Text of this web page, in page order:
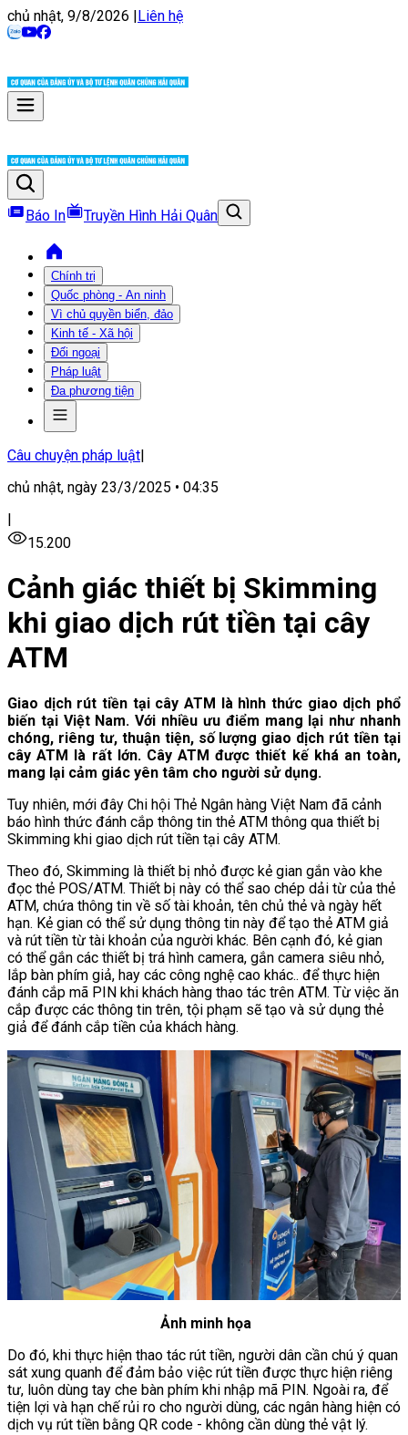
chủ nhật, 9/8/2026 |Liên hệ
Báo In Truyền Hình Hải Quân
Chính trị
Quốc phòng - An ninh
Vì chủ quyền biển, đảo
Kinh tế - Xã hội
Đối ngoại
Pháp luật
Đa phương tiện
Câu chuyện pháp luật|
chủ nhật, ngày 23/3/2025 • 04:35
|
15.200
Cảnh giác thiết bị Skimming
khi giao dịch rút tiền tại cây
ATM
Giao dịch rút tiền tại cây ATM là hình thức giao dịch phổ
biến tại Việt Nam. Với nhiều ưu điểm mang lại như nhanh
chóng, riêng tư, thuận tiện, số lượng giao dịch rút tiền tại
cây ATM là rất lớn. Cây ATM được thiết kế khá an toàn,
mang lại cảm giác yên tâm cho người sử dụng.
Tuy nhiên, mới đây Chi hội Thẻ Ngân hàng Việt Nam đã cảnh
báo hình thức đánh cắp thông tin thẻ ATM thông qua thiết bị
Skimming khi giao dịch rút tiền tại cây ATM.
Theo đó, Skimming là thiết bị nhỏ được kẻ gian gắn vào khe
đọc thẻ POS/ATM. Thiết bị này có thể sao chép dải từ của thẻ
ATM, chứa thông tin về số tài khoản, tên chủ thẻ và ngày hết
hạn. Kẻ gian có thể sử dụng thông tin này để tạo thẻ ATM giả
và rút tiền từ tài khoản của người khác. Bên cạnh đó, kẻ gian
có thể gắn các thiết bị trá hình camera, gắn camera siêu nhỏ,
lắp bàn phím giả, hay các công nghệ cao khác.. để thực hiện
đánh cắp mã PIN khi khách hàng thao tác trên ATM. Từ việc ăn
cắp được các thông tin trên, tội phạm sẽ tạo và sử dụng thẻ
giả để đánh cắp tiền của khách hàng.
Ảnh minh họa
Do đó, khi thực hiện thao tác rút tiền, người dân cần chú ý quan
sát xung quanh để đảm bảo việc rút tiền được thực hiện riêng
tư, luôn dùng tay che bàn phím khi nhập mã PIN. Ngoài ra, để
tiện lợi và hạn chế rủi ro cho người dùng, các ngân hàng hiện có
dịch vụ rút tiền bằng QR code - không cần dùng thẻ vật lý.